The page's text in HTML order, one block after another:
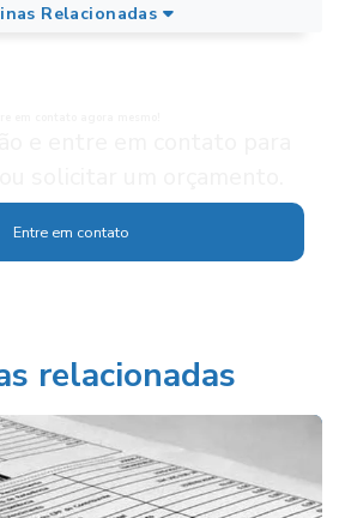
Relacionadas
Entre em contato
relacionadas